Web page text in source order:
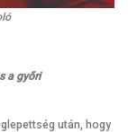
a győri
után, hogy